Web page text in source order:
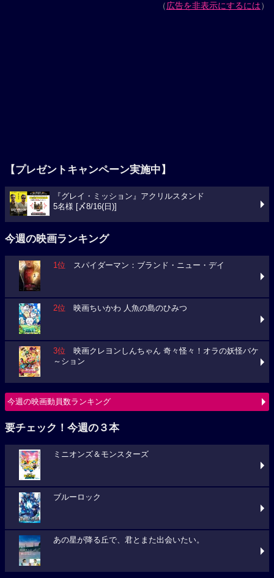
（広告を非表示にするには）
【プレゼントキャンペーン実施中】
『グレイ・ミッション』アクリルスタンド
5名様 [〆8/16(日)]
今週の映画ランキング
1位 スパイダーマン：ブランド・ニュー・デイ
2位 映画ちいかわ 人魚の島のひみつ
3位 映画クレヨンしんちゃん 奇々怪々！オラの妖怪バケ
～ション
今週の映画動員数ランキング
要チェック！今週の３本
ミニオンズ＆モンスターズ
ブルーロック
あの星が降る丘で、君とまた出会いたい。